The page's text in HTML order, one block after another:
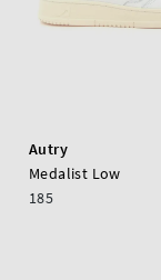
Autry
Medalist Low
185